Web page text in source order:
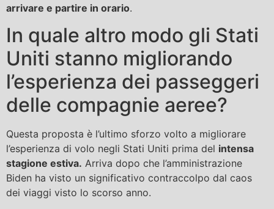
arrivare e partire in orario.
In quale altro modo gli Stati
Uniti stanno migliorando
l’esperienza dei passeggeri
delle compagnie aeree?
Questa proposta è l’ultimo sforzo volto a migliorare
l’esperienza di volo negli Stati Uniti prima del intensa
stagione estiva. Arriva dopo che l’amministrazione
Biden ha visto un significativo contraccolpo dal caos
dei viaggi visto lo scorso anno.